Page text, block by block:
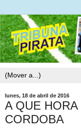
lunes, 18 de abril de 2016
A QUE
CORDOBA